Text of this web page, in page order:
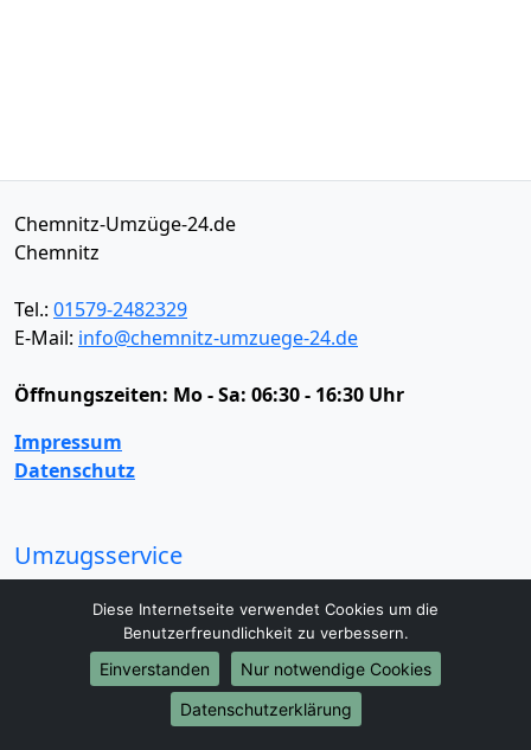
Chemnitz-Umzüge-24.de
Chemnitz
Tel.: 01579-2482329
E-Mail: info@chemnitz-umzuege-24.de
Öffnungszeiten: Mo - Sa: 06:30 - 16:30 Uhr
Impressum
Datenschutz
Umzugsservice
Fernumzug
Firmenumzug
Laborumzug
Mini Umzug
Praxisumzug
Privatumzug
Seniorenumzug
Studentenumzug
Beiladung
Halteverbotszone
Klaviertransport
Diese Internetseite verwendet Cookies um die
Benutzerfreundlichkeit zu verbessern.
Einverstanden
Nur notwendige Cookies
Datenschutzerklärung